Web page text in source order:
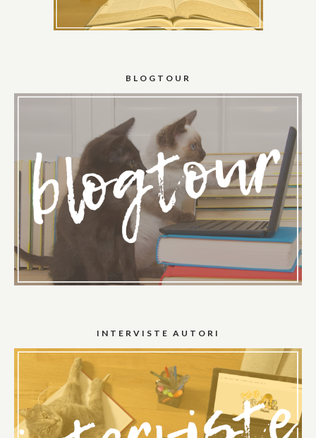
BLOGTOUR
INTERVISTE AUTORI